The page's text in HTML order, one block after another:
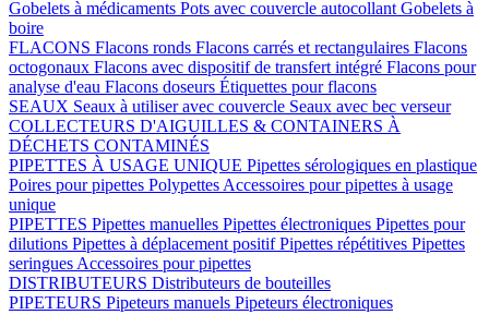
Gobelets à médicaments Pots avec couvercle autocollant Gobelets à
boire
FLACONS Flacons ronds Flacons carrés et rectangulaires Flacons
octogonaux Flacons avec dispositif de transfert intégré Flacons pour
analyse d'eau Flacons doseurs Étiquettes pour flacons
SEAUX Seaux à utiliser avec couvercle Seaux avec bec verseur
COLLECTEURS D'AIGUILLES & CONTAINERS À
DÉCHETS CONTAMINÉS
PIPETTES À USAGE UNIQUE Pipettes sérologiques en plastique
Poires pour pipettes Polypettes Accessoires pour pipettes à usage
unique
PIPETTES Pipettes manuelles Pipettes électroniques Pipettes pour
dilutions Pipettes à déplacement positifPipettes répétitives Pipettes
seringues Accessoires pour pipettes
DISTRIBUTEURS Distributeurs de bouteilles
PIPETEURS Pipeteurs manuels Pipeteurs électroniques